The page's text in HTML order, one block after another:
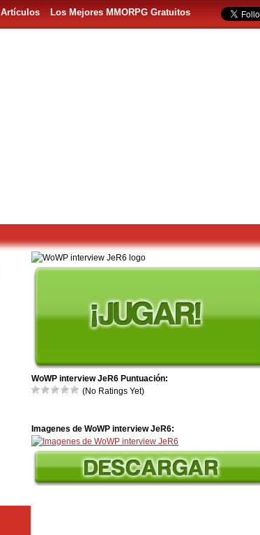
Artículos Los Mejores MMORPG Gratuitos
WoWP interview JeR6 Puntuación:
(No Ratings Yet)
Imagenes de WoWP interview JeR6: